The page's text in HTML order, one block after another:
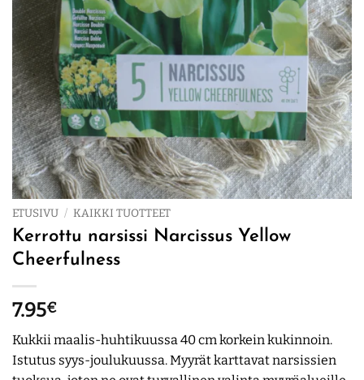
ETUSIVU / KAIKKI TUOTTEET
Kerrottu narsissi Narcissus Yellow
Cheerfulness
7.95€
Kukkii maalis-huhtikuussa 40 cm korkein kukinnoin.
Istutus syys-joulukuussa. Myyrät karttavat narsissien